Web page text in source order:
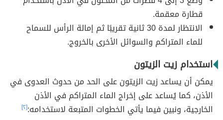
قطارة معقمة.
الانتظار لمدة 30 ثانية تقريبًا ثم إمالة الرأس للسماح
للماء المتراكم والسوائل الأخرى بالخروج.
استخدام زيت الزيتون
يمكن أن يساعد زيت الزيتون على الحد من حدوث العدوى في
الأذن، كما يُساعد على إخراج الماء المتراكم في الأذن
الخارجية، ونبين فيما يأتي الخطوات المتبعة لاستخدامه:[٢]